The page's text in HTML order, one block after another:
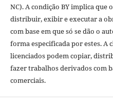
NC). A condição BY implica que
distribuir, exibir e executar a
com base em que só se dão o
forma especificada por estes. A
licenciados podem copiar,
fazer trabalhos derivados com
comerciais.